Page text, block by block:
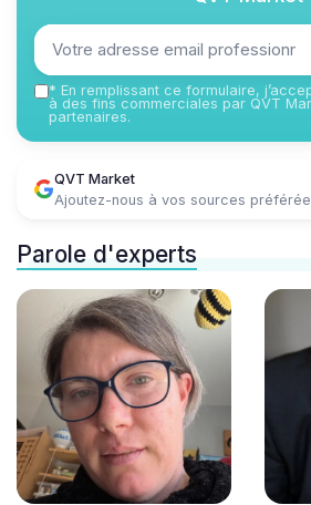
* En remplissant ce formulaire,
à des fins commerciales par QVT
partenaires.
QVT Market
Ajoutez-nous à vos sources
Parole d'experts